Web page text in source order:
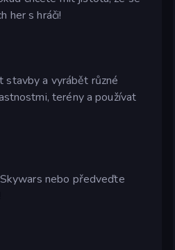
her s hráči!
stavby a vyrábět různé
terény a používat
nebo předveďte